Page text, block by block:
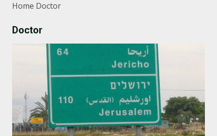
Home Doctor
Doctor